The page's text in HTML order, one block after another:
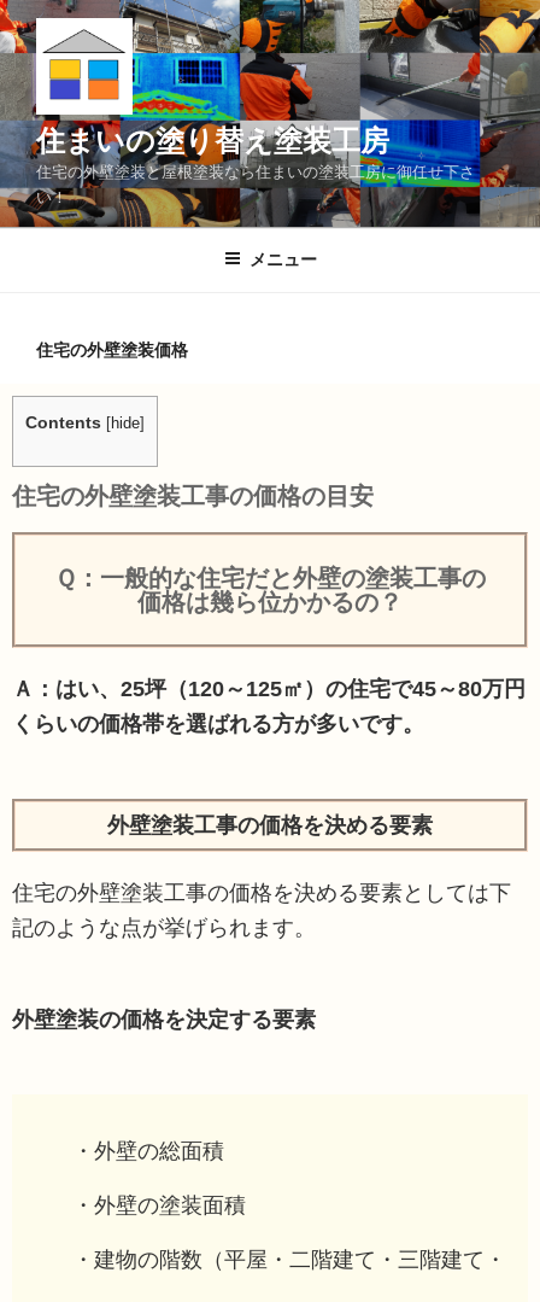
住まいの塗り替え塗装工房
住宅の外壁塗装と屋根塗装なら住まいの塗装工房に御任せ下さ
い！
メニュー
住宅の外壁塗装価格
Contents [hide]
住宅の外壁塗装工事の価格の目安
Ｑ：一般的な住宅だと外壁の塗装工事の
価格は幾ら位かかるの？
Ａ：はい、25坪（120～125㎡）の住宅で45～80万円
くらいの価格帯を選ばれる方が多いです。
外壁塗装工事の価格を決める要素
住宅の外壁塗装工事の価格を決める要素としては下
記のような点が挙げられます。
外壁塗装の価格を決定する要素
・外壁の総面積
・外壁の塗装面積
・建物の階数（平屋・二階建て・三階建て・